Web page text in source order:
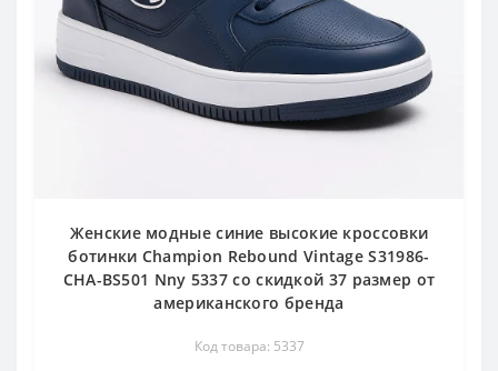
Женские модные синие высокие кроссовки
ботинки Champion Rebound Vintage S31986-
CHA-BS501 Nny 5337 со скидкой 37 размер от
американского бренда
Код товара: 5337